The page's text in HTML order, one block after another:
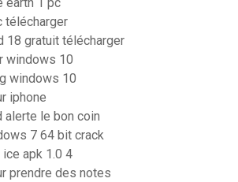
earth 1 pc
télécharger
18 gratuit télécharger
windows 10
windows 10
iphone
alerte le bon coin
7 64 bit crack
apk 1.0 4
prendre des notes